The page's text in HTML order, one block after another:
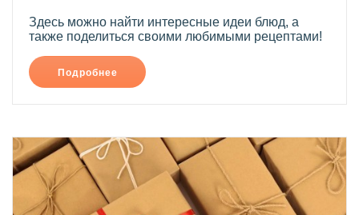
Здесь можно найти интересные идеи блюд, а
также поделиться своими любимыми рецептами!
Подробнее